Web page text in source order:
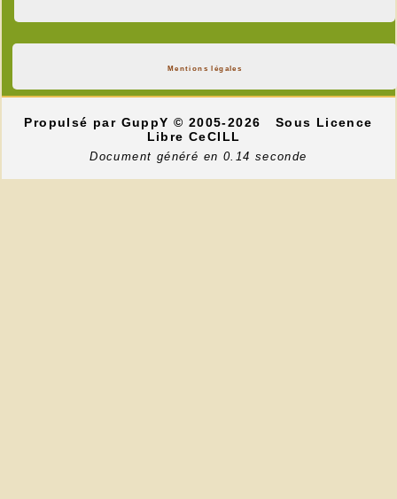
Mentions légales
Propulsé par GuppY© 2005-2026
Sous Licence
Libre CeCILL
Document généré en 0.14 seconde